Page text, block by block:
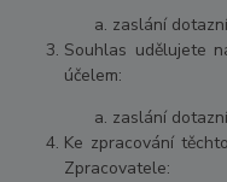
zaslání
Souhlas udělujete
účelem:
zaslání
Ke zpracování
Zpracovatele: